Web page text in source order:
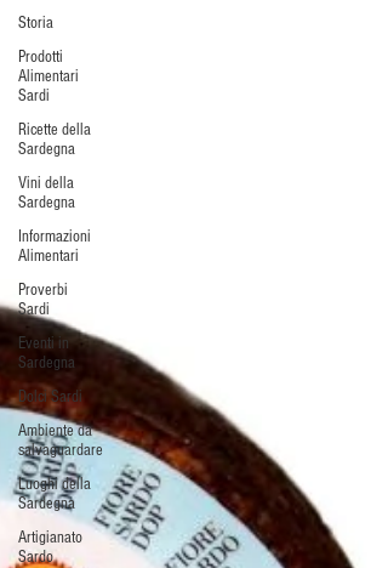
Storia
Prodotti
Alimentari
Sardi
Ricette della
Sardegna
Vini della
Sardegna
Informazioni
Alimentari
Proverbi
Sardi
Eventi in
Sardegna
Dolci Sardi
Ambiente da
salvaguardare
Luoghi della
Sardegna
Artigianato
Sardo